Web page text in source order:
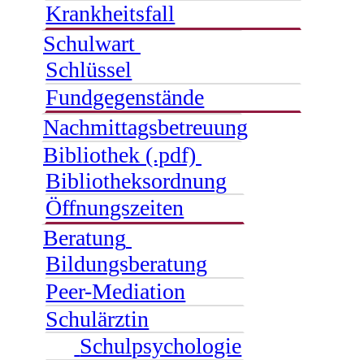
Krankheitsfall
Schulwart
Schlüssel
Fundgegenstände
Nachmittagsbetreuung
Bibliothek (.pdf)
Bibliotheksordnung
Öffnungszeiten
Beratung
Bildungsberatung
Peer-Mediation
Schulärztin
Schulpsychologie